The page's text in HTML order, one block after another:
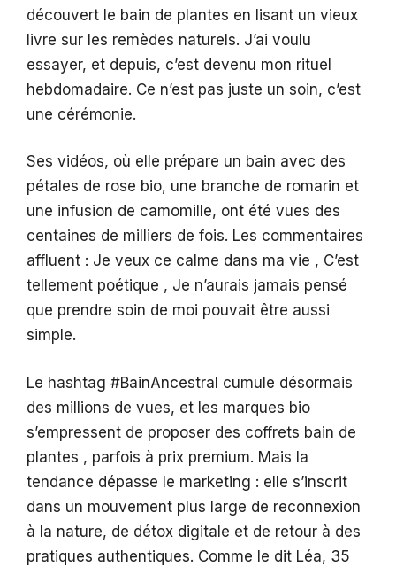
découvert le bain de plantes en lisant un vieux
livre sur les remèdes naturels. J’ai voulu
essayer, et depuis, c’est devenu mon rituel
hebdomadaire. Ce n’est pas juste un soin, c’est
une cérémonie.
Ses vidéos, où elle prépare un bain avec des
pétales de rose bio, une branche de romarin et
une infusion de camomille, ont été vues des
centaines de milliers de fois. Les commentaires
affluent : Je veux ce calme dans ma vie , C’est
tellement poétique , Je n’aurais jamais pensé
que prendre soin de moi pouvait être aussi
simple.
Le hashtag #BainAncestral cumule désormais
des millions de vues, et les marques bio
s’empressent de proposer des coffrets bain de
plantes , parfois à prix premium. Mais la
tendance dépasse le marketing : elle s’inscrit
dans un mouvement plus large de reconnexion
à la nature, de détox digitale et de retour à des
pratiques authentiques. Comme le dit Léa, 35